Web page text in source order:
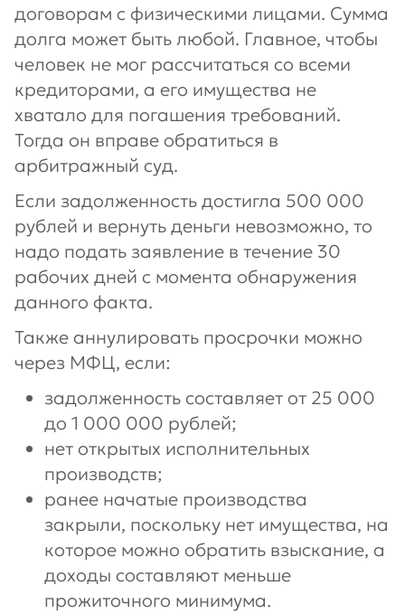
договорам с физическими лицами. Сумма
долга может быть любой. Главное, чтобы
человек не мог рассчитаться со всеми
кредиторами, а его имущества не
хватало для погашения требований.
Тогда он вправе обратиться в
арбитражный суд.
Если задолженность достигла 500 000
рублей и вернуть деньги невозможно, то
надо подать заявление в течение 30
рабочих дней с момента обнаружения
данного факта.
Также аннулировать просрочки можно
через МФЦ, если:
задолженность составляет от 25 000
до 1 000 000 рублей;
нет открытых исполнительных
производств;
ранее начатые производства
закрыли, поскольку нет имущества, на
которое можно обратить взыскание, а
доходы составляют меньше
прожиточного минимума.